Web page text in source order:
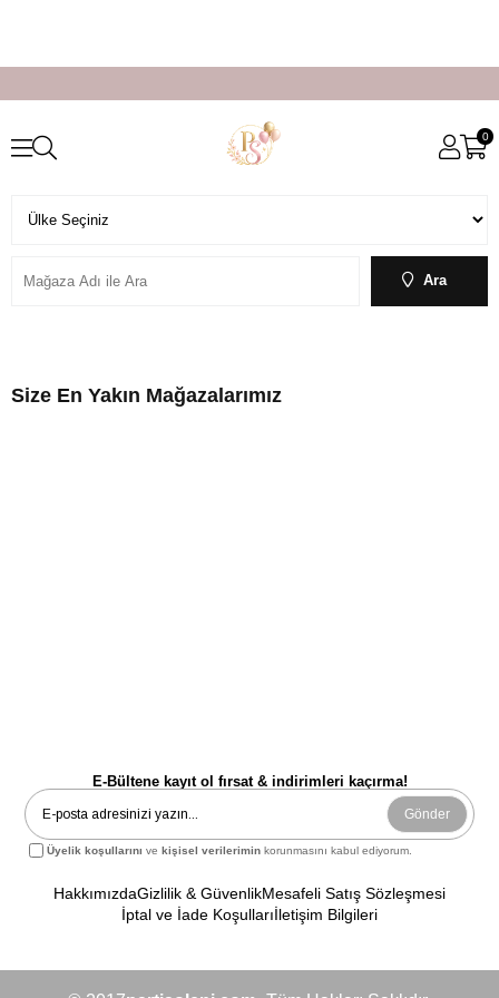
0
Ara
Size En Yakın Mağazalarımız
E-Bültene kayıt ol fırsat & indirimleri kaçırma!
Gönder
Üyelik koşullarını vekişisel verilerimin korunmasını kabul ediyorum.
HakkımızdaGizlilik & GüvenlikMesafeli Satış Sözleşmesi
İptal ve İade Koşullarıİletişim Bilgileri